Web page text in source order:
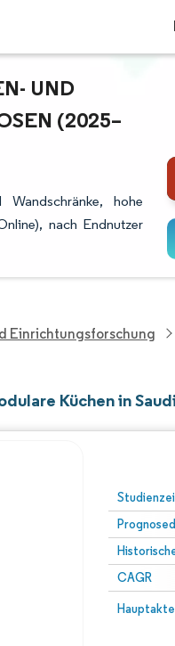
UND M
(2025–2
hohe
nach Endnutzer
Einrichtungsforschung
Küchen in
CAGR